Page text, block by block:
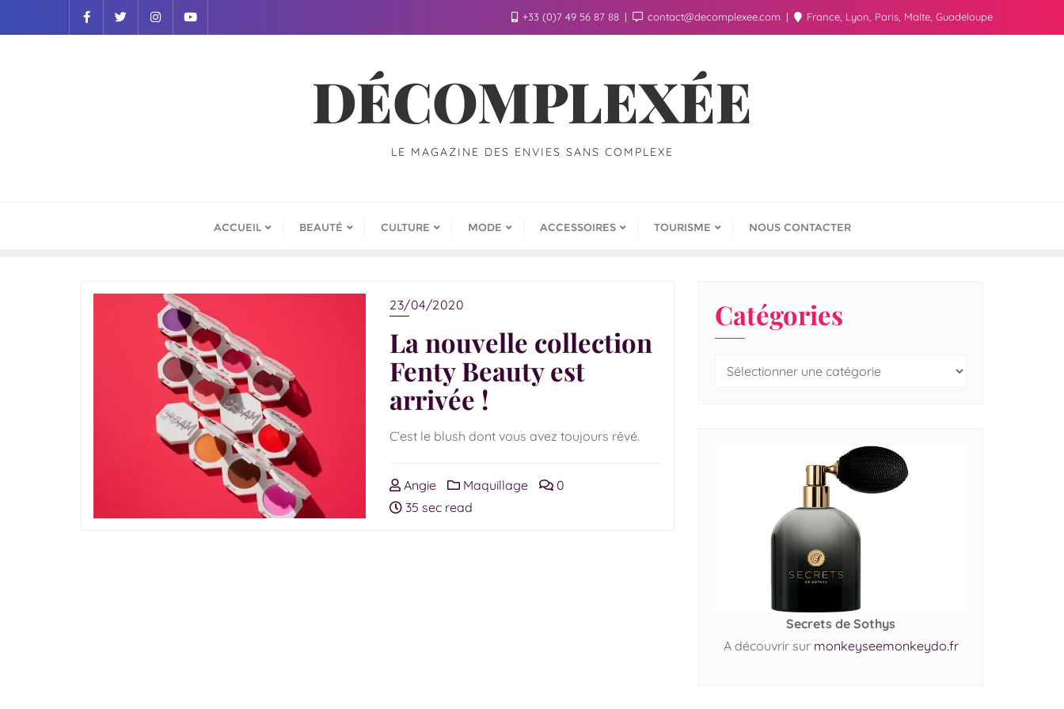
+33 (0)7 49 56 87 88 contact@decomplexee.com France, Lyon, Paris, Malte, Guadeloupe
DÉCOMPLEXÉE
LE MAGAZINE DES ENVIES SANS COMPLEXE
ACCUEIL BEAUTÉ CULTURE MODE ACCESSOIRES TOURISME NOUS CONTACTER
23/04/2020
La nouvelle collection
Fenty Beauty est
arrivée !
C’est le blush dont vous avez toujours rêvé.
Angie Maquillage
0
35 sec read
Catégories
Secrets de Sothys
A découvrir sur monkeyseemonkeydo.fr